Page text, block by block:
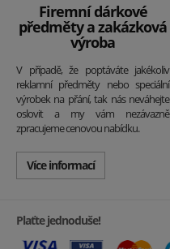
Firemní dárkové
předměty a zakázková
výroba
V případě, že poptáváte jakékoliv
reklamní předměty nebo speciální
výrobek na přání, tak nás neváhejte
oslovit a my vám nezávazně
zpracujeme cenovou nabídku.
Více informací
Plaťte jednoduše!